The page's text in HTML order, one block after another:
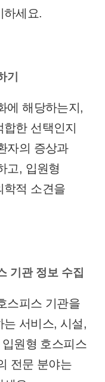
하세요.
기
에 해당하는지,
한 선택인지
자의 증상과
고, 입원형
학적 소견을
기관 정보 수집
스피스 기관을
서비스, 시설,
원형 호스피스
전문 분야는